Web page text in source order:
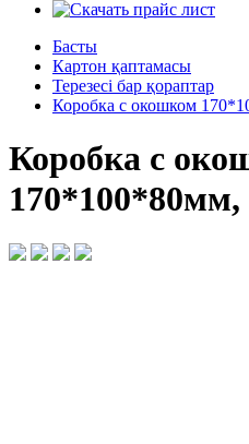
Басты
Картон қаптамасы
Терезесі бар қораптар
Коробка с окошком
Коробка с